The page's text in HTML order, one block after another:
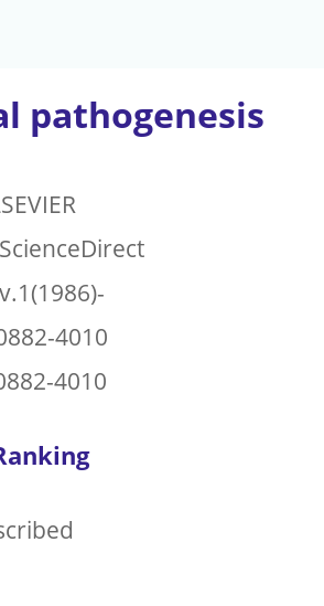
pathogenesis
ScienceDirect
v.1(1986)-
4010
4010